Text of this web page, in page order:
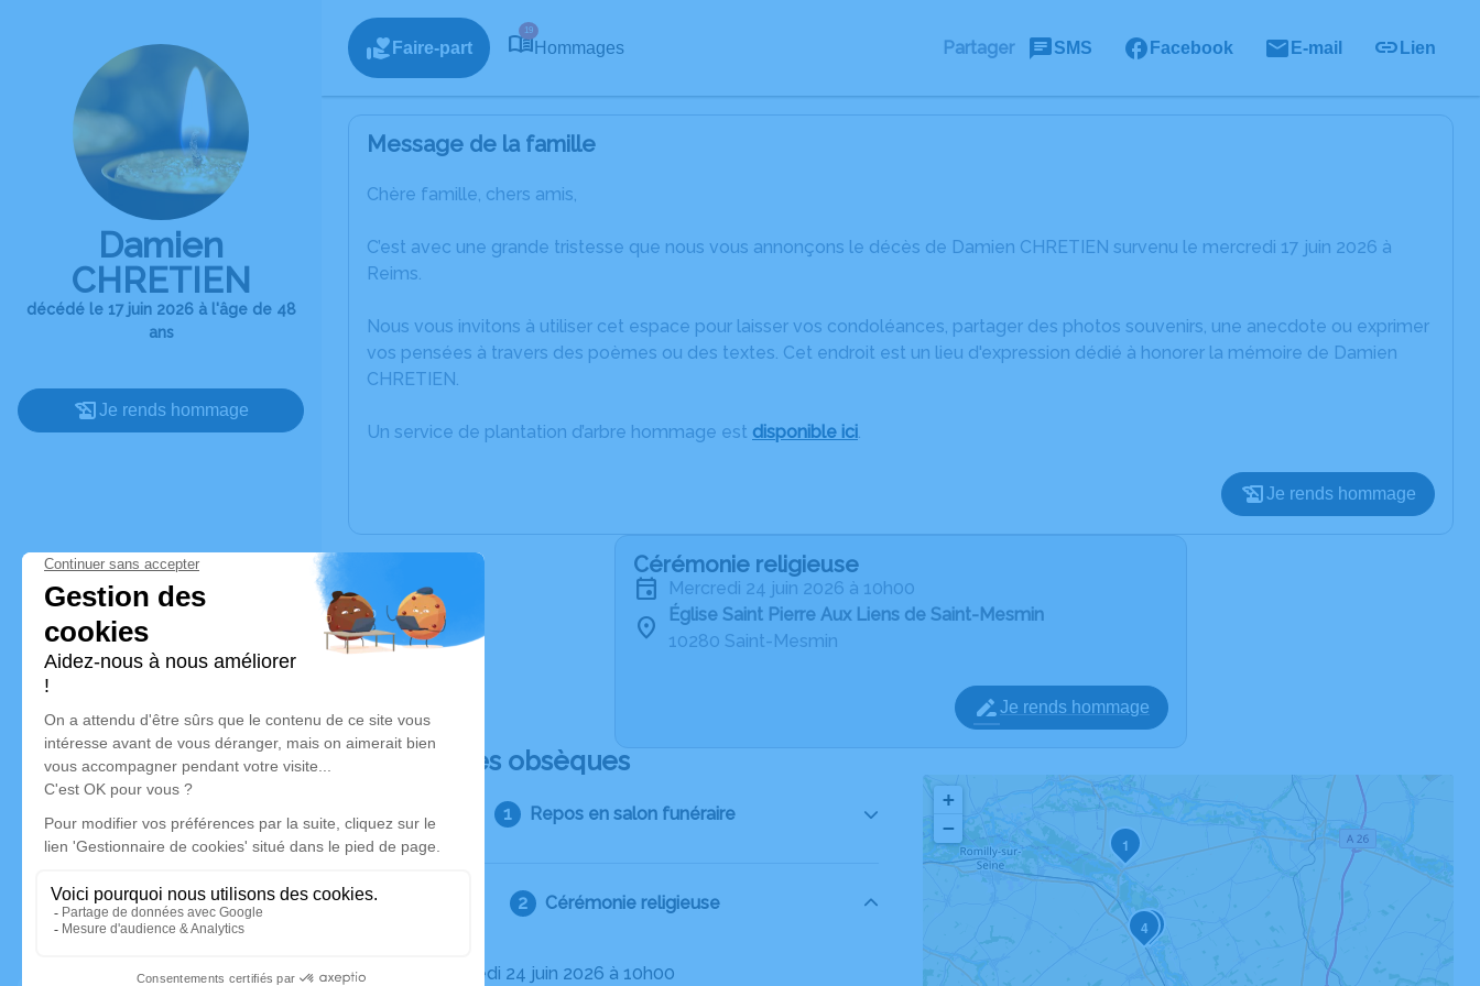
Damien
CHRETIEN
décédé le 17 juin 2026 à l'âge de 48
ans
Je rends hommage
Faire-part
19
Hommages Partager SMS Facebook E-mail Lien
Message de la famille
Chère famille, chers amis,
C’est avec une grande tristesse que nous vous annonçons le décès de Damien CHRETIEN survenu le mercredi 17 juin 2026 à
Reims.
Nous vous invitons à utiliser cet espace pour laisser vos condoléances, partager des photos souvenirs, une anecdote ou exprimer
vos pensées à travers des poèmes ou des textes. Cet endroit est un lieu d'expression dédié à honorer la mémoire de Damien
CHRETIEN.
Un service de plantation d’arbre hommage est disponible ici.
Je rends hommage
Cérémonie religieuse
mercredi 24 juin 2026 à 10h00
Église Saint Pierre Aux Liens de Saint-Mesmin
10280 Saint-Mesmin
Je rends hommage
Déroulé des obsèques
Repos en salon funéraire
Cérémonie religieuse
Le mercredi 24 juin 2026 à 10h00
1
2
4
+
−